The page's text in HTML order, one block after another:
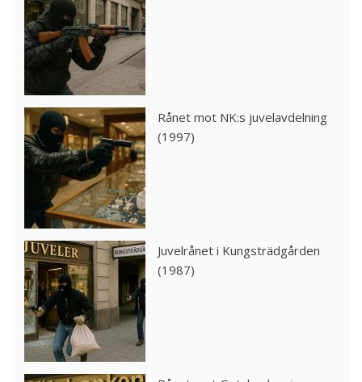
Rånet mot NK:s juvelavdelning
(1997)
Juvelrånet i Kungsträdgården
(1987)